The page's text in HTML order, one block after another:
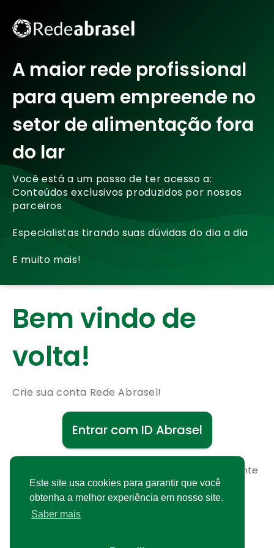
Este site usa cookies para garantir que você
obtenha a melhor experiência em nosso site.
Saber mais
A maior rede profissional
para quem empreende no
setor de alimentação fora
do lar
Você está a um passo de ter acesso a:
Conteúdos exclusivos produzidos por nossos
parceiros
Especialistas tirando suas dúvidas do dia a dia
E muito mais!
Bem vindo de
volta!
Crie sua conta Rede Abrasel!
Entrar com ID Abrasel
Cadastre-se gratuitamente